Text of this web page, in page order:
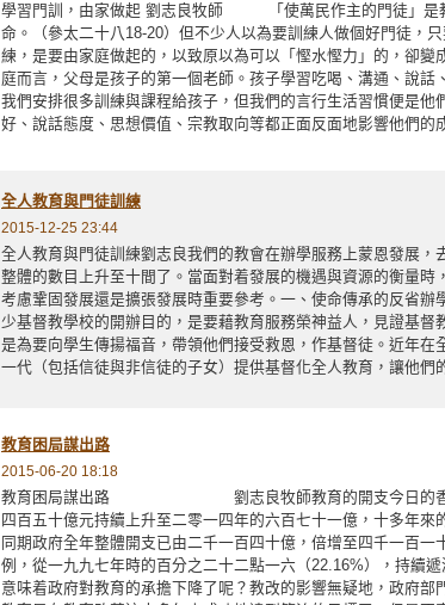
學習門訓，由家做起 劉志良牧師 「使萬民作主的門徒」是
命。（參太二十八18-20）但不少人以為要訓練人做個好門徒，
練，是要由家庭做起的，以致原以為可以「慳水慳力」的，
庭而言，父母是孩子的第一個老師。孩子學習吃喝、溝通、說
我們安排很多訓練與課程給孩子，但我們的言行生活習慣便是
好、說話態度、思想價值、宗教取向等都正面反面地影響他們的
全人教育與門徒訓練
2015-12-25 23:44
全人教育與門徒訓練劉志良我們的教會在辦學服務上蒙恩發展
整體的數目上升至十間了。當面對着發展的機遇與資源的衡量
考慮鞏固發展還是擴張發展時重要參考。一、使命傳承的反省
少基督教學校的開辦目的，是要藉教育服務榮神益人，見證基
是為要向學生傳揚福音，帶領他們接受救恩，作基督徒。近年
一代（包括信徒與非信徒的子女）提供基督化全人教育，讓他
教育困局謀出路
2015-06-20 18:18
教育困局謀出路 劉志良牧師教育的開支今日的香港政
四百五十億元持續上升至二零一四年的六百七十一億，十多年
同期政府全年整體開支已由二千一百四十億，倍增至四千一百
例，從一九九七年時的百分之二十二點一六（22.16%），持續
意味着政府對教育的承擔下降了呢？教改的影響無疑地，政府部